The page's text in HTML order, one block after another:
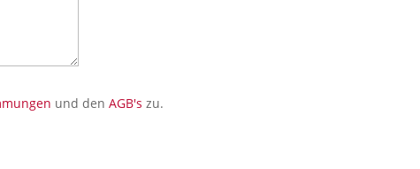
und denAGB's zu.